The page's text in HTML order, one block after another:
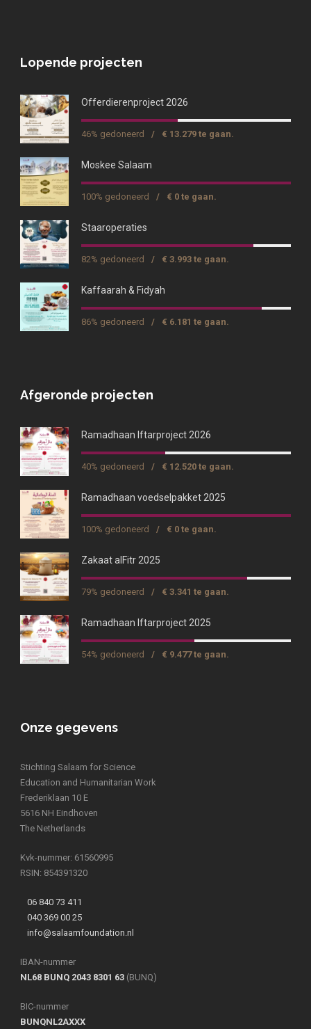
Lopende projecten
Offerdierenproject 2026
46% gedoneerd / € 13.279 te gaan.
Moskee Salaam
100% gedoneerd / € 0 te gaan.
Staaroperaties
82% gedoneerd / € 3.993 te gaan.
Kaffaarah & Fidyah
86% gedoneerd / € 6.181 te gaan.
Afgeronde projecten
Ramadhaan Iftarproject 2026
40% gedoneerd / € 12.520 te gaan.
Ramadhaan voedselpakket 2025
100% gedoneerd / € 0 te gaan.
Zakaat alFitr 2025
79% gedoneerd / € 3.341 te gaan.
Ramadhaan Iftarproject 2025
54% gedoneerd / € 9.477 te gaan.
Onze gegevens
Stichting Salaam for Science
Education and Humanitarian Work
Frederiklaan 10 E
5616 NH Eindhoven
The Netherlands
Kvk-nummer: 61560995
RSIN: 854391320
06 840 73 411
040 369 00 25
info@salaamfoundation.nl
IBAN-nummer
NL68 BUNQ 2043 8301 63 (BUNQ)
BIC-nummer
BUNQNL2AXXX